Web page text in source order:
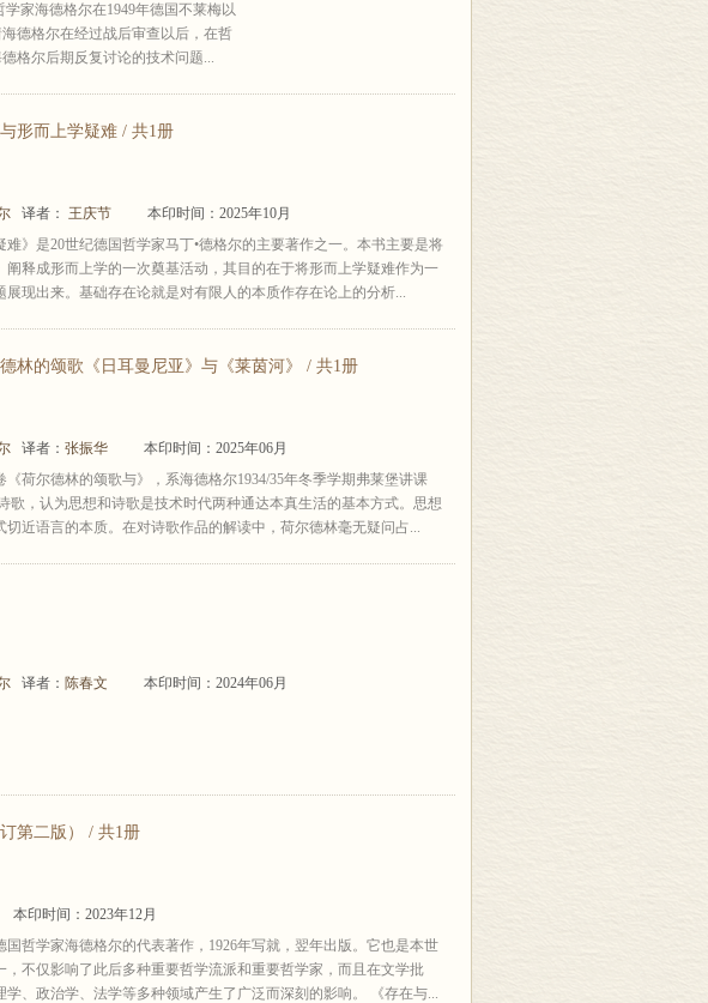
家海德格尔在1949年德国不莱梅以
德格尔在经过战后审查以后，在哲
格尔后期反复讨论的技术问题...
形而上学疑难 / 共1册
译者： 王庆节
本印时间：2025年10月
难》是20世纪德国哲学家马丁•德格尔的主要著作之一。本书主要是将
阐释成形而上学的一次奠基活动，其目的在于将形而上学疑难作为一
展现出来。基础存在论就是对有限人的本质作存在论上的分析...
林的颂歌《日耳曼尼亚》与《莱茵河》 / 共1册
译者： 张振华
本印时间：2025年06月
《荷尔德林的颂歌与》，系海德格尔1934/35年冬季学期弗莱堡讲课
歌，认为思想和诗歌是技术时代两种通达本真生活的基本方式。思想
切近语言的本质。在对诗歌作品的解读中，荷尔德林毫无疑问占...
译者： 陈春文 本印时间：2024年06月
第二版） / 共1册
本印时间：2023年12月
国哲学家海德格尔的代表著作，1926年写就，翌年出版。它也是本世
，不仅影响了此后多种重要哲学流派和重要哲学家，而且在文学批
学、政治学、法学等多种领域产生了广泛而深刻的影响。 《存在与...